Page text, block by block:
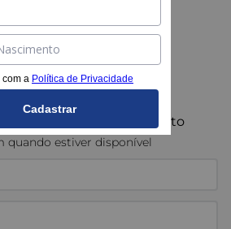
LF PN 125 -
disponível no momento
quando estiver disponível
a Política de Privacidade
Cadastrar